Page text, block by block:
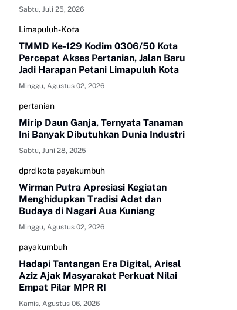
Sabtu, Juli 25, 2026
Limapuluh-Kota
TMMD Ke-129 Kodim 0306/50 Kota
Percepat Akses Pertanian, Jalan Baru
Jadi Harapan Petani Limapuluh Kota
Minggu, Agustus 02, 2026
pertanian
Mirip Daun Ganja, Ternyata Tanaman
Ini Banyak Dibutuhkan Dunia Industri
Sabtu, Juni 28, 2025
dprd kota payakumbuh
Wirman Putra Apresiasi Kegiatan
Menghidupkan Tradisi Adat dan
Budaya di Nagari Aua Kuniang
Minggu, Agustus 02, 2026
payakumbuh
Hadapi Tantangan Era Digital, Arisal
Aziz Ajak Masyarakat Perkuat Nilai
Empat Pilar MPR RI
Kamis, Agustus 06, 2026